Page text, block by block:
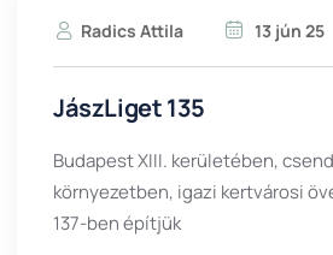
Radics Attila 13 jún 25
JászLiget 135
Budapest XIII. kerületében,
környezetben, igazi kertvárosi
137-ben építjük